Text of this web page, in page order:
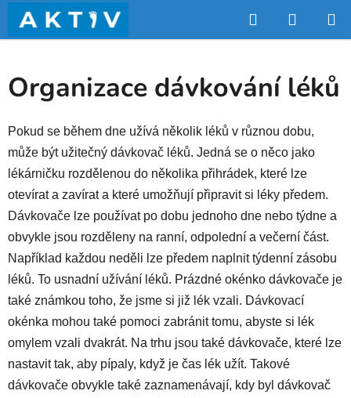
obsah
Hledat
KOŠÍK
Organizace dávkování léků
Pokud se během dne užívá několik léků v různou dobu,
může být užitečný dávkovač léků. Jedná se o něco jako
lékárničku rozdělenou do několika přihrádek, které lze
otevírat a zavírat a které umožňují připravit si léky předem.
Dávkovače lze používat po dobu jednoho dne nebo týdne a
obvykle jsou rozděleny na ranní, odpolední a večerní část.
Například každou neděli lze předem naplnit týdenní zásobu
léků. To usnadní užívání léků. Prázdné okénko dávkovače je
také známkou toho, že jsme si již lék vzali. Dávkovací
okénka mohou také pomoci zabránit tomu, abyste si lék
omylem vzali dvakrát. Na trhu jsou také dávkovače, které lze
nastavit tak, aby pípaly, když je čas lék užít. Takové
dávkovače obvykle také zaznamenávají, kdy byl dávkovač